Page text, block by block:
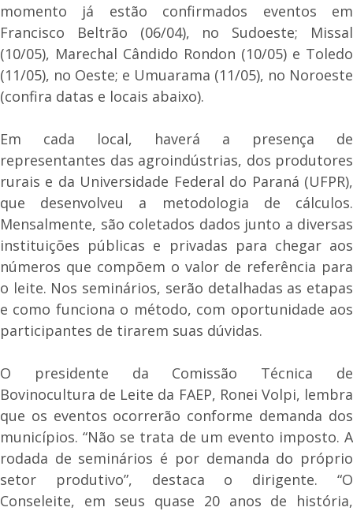
momento já estão confirmados eventos em
Francisco Beltrão (06/04), no Sudoeste; Missal
(10/05), Marechal Cândido Rondon (10/05) e Toledo
(11/05), no Oeste; e Umuarama (11/05), no Noroeste
(confira datas e locais abaixo).
Em cada local, haverá a presença de
representantes das agroindústrias, dos produtores
rurais e da Universidade Federal do Paraná (UFPR),
que desenvolveu a metodologia de cálculos.
Mensalmente, são coletados dados junto a diversas
instituições públicas e privadas para chegar aos
números que compõem o valor de referência para
o leite. Nos seminários, serão detalhadas as etapas
e como funciona o método, com oportunidade aos
participantes de tirarem suas dúvidas.
O presidente da Comissão Técnica de
Bovinocultura de Leite da FAEP, Ronei Volpi, lembra
que os eventos ocorrerão conforme demanda dos
municípios. “Não se trata de um evento imposto. A
rodada de seminários é por demanda do próprio
setor produtivo”, destaca o dirigente. “O
Conseleite, em seus quase 20 anos de história,